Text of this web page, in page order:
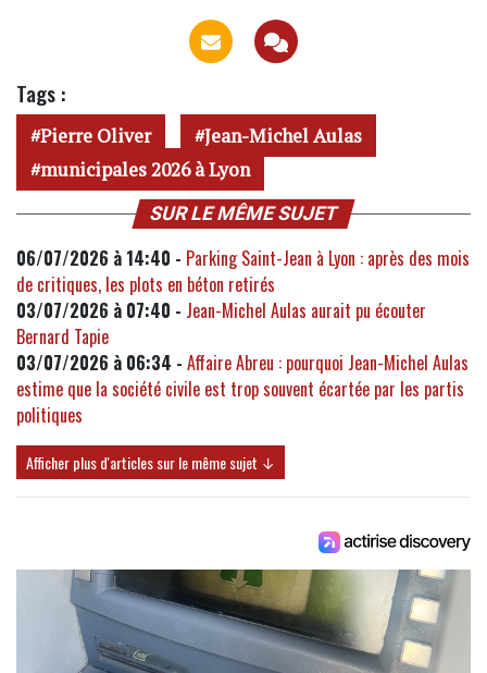
Tags :
Pierre Oliver
Jean-Michel Aulas
municipales 2026 à Lyon
SUR LE MÊME SUJET
06/07/2026 à 14:40 - Parking Saint-Jean à Lyon : après des mois
de critiques, les plots en béton retirés
03/07/2026 à 07:40 - Jean-Michel Aulas aurait pu écouter
Bernard Tapie
03/07/2026 à 06:34 - Affaire Abreu : pourquoi Jean-Michel Aulas
estime que la société civile est trop souvent écartée par les partis
politiques
Afficher plus d'articles sur le même sujet ↓